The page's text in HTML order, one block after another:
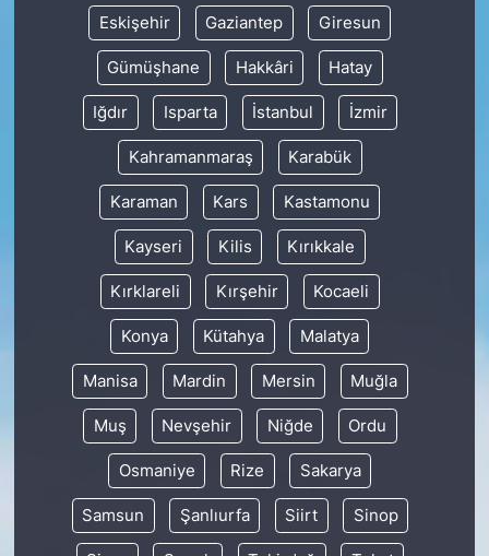
Eskişehir Gaziantep Giresun
Gümüşhane Hakkâri Hatay
Iğdır Isparta İstanbul İzmir
Kahramanmaraş Karabük
Karaman Kars Kastamonu
Kayseri Kilis Kırıkkale
Kırklareli Kırşehir Kocaeli
Konya Kütahya Malatya
Manisa Mardin Mersin Muğla
Muş Nevşehir Niğde Ordu
Osmaniye Rize Sakarya
Samsun Şanlıurfa Siirt Sinop